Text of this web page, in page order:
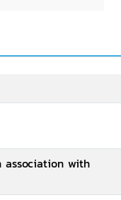
association with